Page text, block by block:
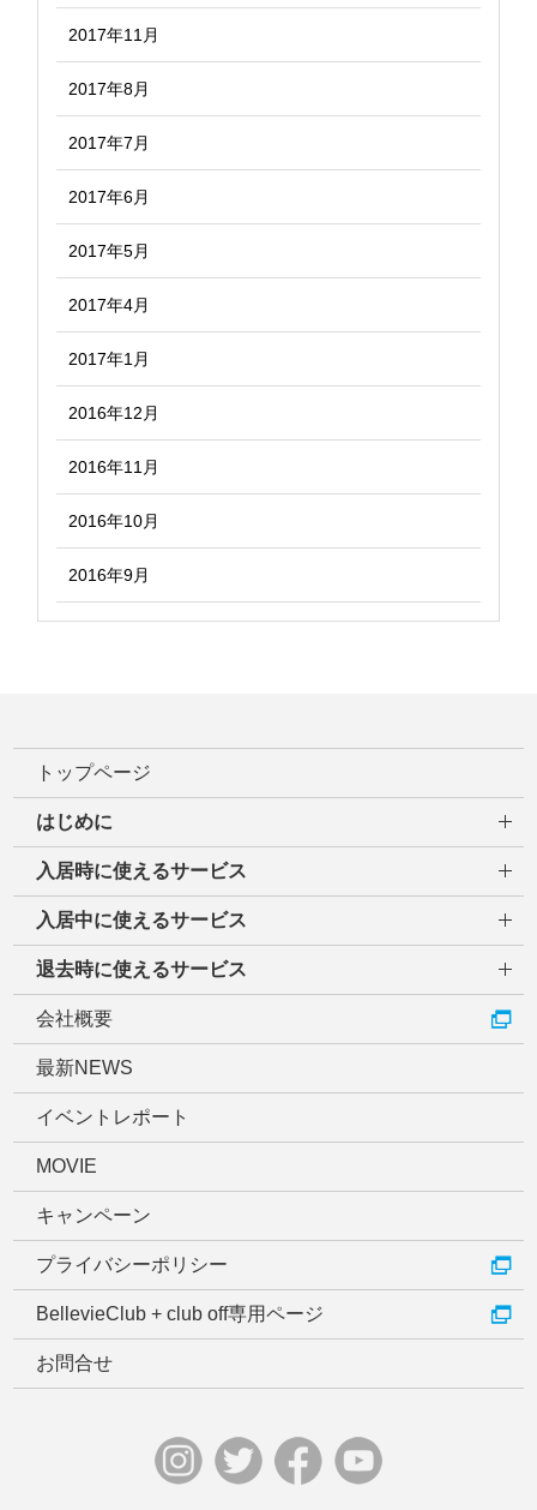
2017年11月
2017年8月
2017年7月
2017年6月
2017年5月
2017年4月
2017年1月
2016年12月
2016年11月
2016年10月
2016年9月
トップページ
はじめに
入居時に使えるサービス
入居中に使えるサービス
退去時に使えるサービス
会社概要
最新NEWS
イベントレポート
MOVIE
キャンペーン
プライバシーポリシー
BellevieClub + club off専用ページ
お問合せ